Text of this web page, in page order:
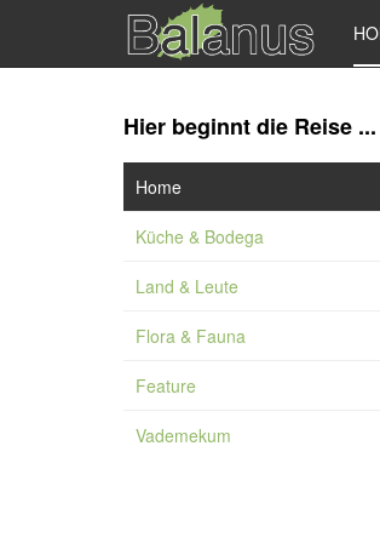
Hier beginnt die Reise ...
Home
Küche & Bodega
Land & Leute
Flora & Fauna
Feature
Vademekum